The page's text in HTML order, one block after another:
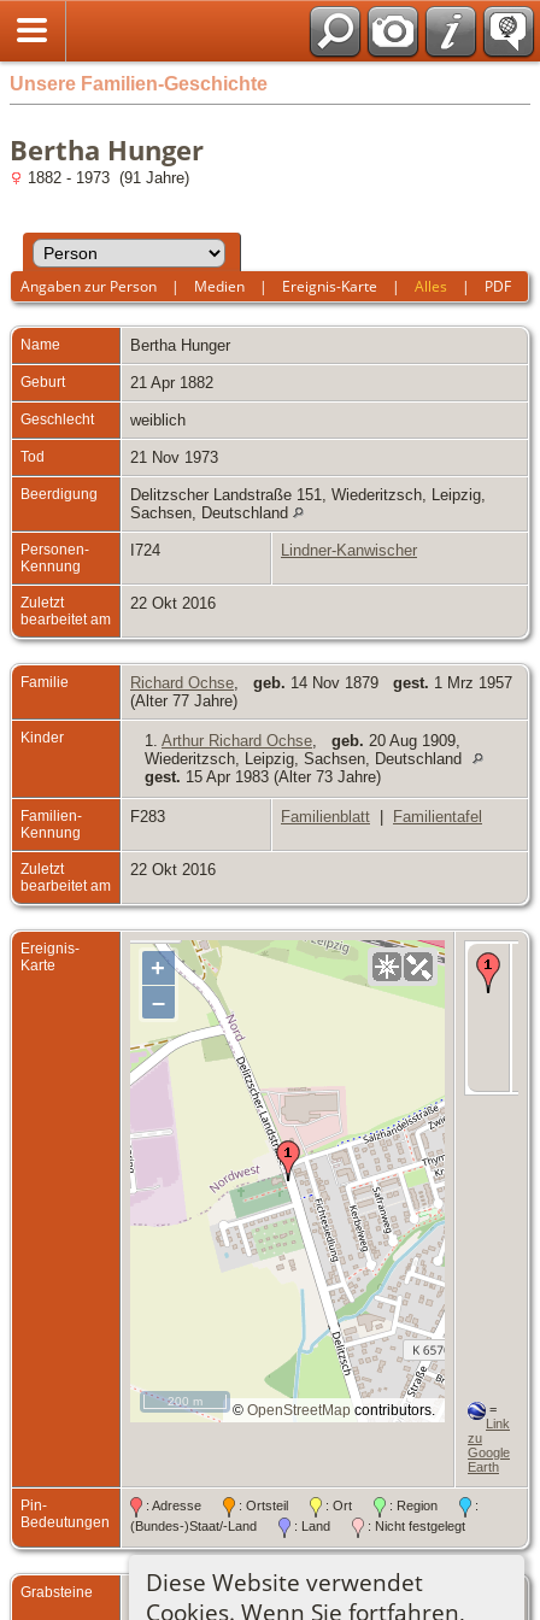
Unsere Familien-Geschichte
Diese Website verwendet
Cookies. Wenn Sie fortfahren,
Bertha Hunger
1882 - 1973 (91 Jahre)
Angaben zur Person | Medien | Ereignis-Karte |Alles | PDF
Name Bertha Hunger
Geburt 21 Apr 1882
Geschlecht weiblich
Tod 21 Nov 1973
Beerdigung
Delitzscher Landstraße 151, Wiederitzsch, Leipzig,
Sachsen, Deutschland
Personen-
Kennung
I724 Lindner-Kanwischer
Zuletzt
bearbeitet am
22 Okt 2016
Familie Richard Ochse geb. 14 Nov 1879 gest. 1 Mrz 1957
(Alter 77 Jahre)
Kinder 1. Arthur Richard Ochse geb. 20 Aug 1909,
Wiederitzsch, Leipzig, Sachsen, Deutschland
gest. 15 Apr 1983 (Alter 73 Jahre)
Familien-
Kennung
F283 Familienblatt | Familientafel
Zuletzt
bearbeitet am
22 Okt 2016
Ereignis-
Karte
+
–
© OpenStreetMap contributors.
200 m
=
Link
zu
Google
Earth
Pin-
Bedeutungen
: Adresse : Ortsteil : Ort : Region
:
(Bundes-)Staat/-Land
: Land : Nicht festgelegt
Grabsteine ochse_friedhof_wiederitzsch.jpg